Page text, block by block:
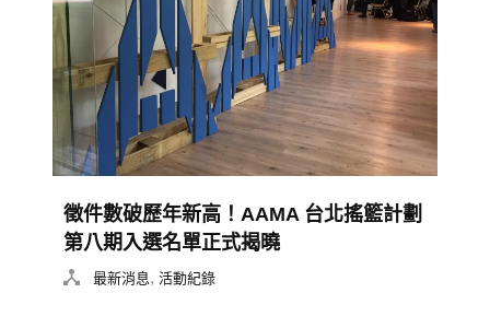
徵件數破歷年新高！AAMA 台北搖籃計劃
第八期入選名單正式揭曉
最新消息, 活動紀錄